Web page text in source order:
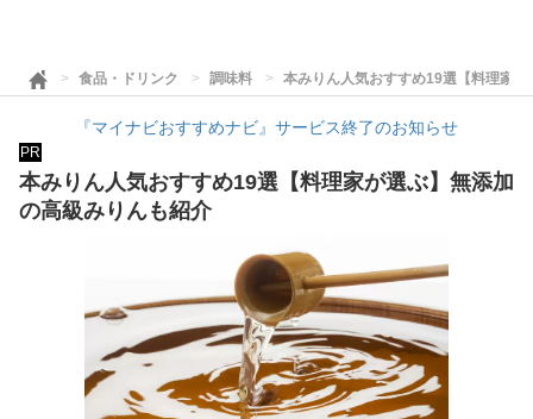
食品・ドリンク 調味料 本みりん人気おすすめ19選【料理家
『マイナビおすすめナビ』サービス終了のお知らせ
PR
本みりん人気おすすめ19選【料理家が選ぶ】無添加
の高級みりんも紹介